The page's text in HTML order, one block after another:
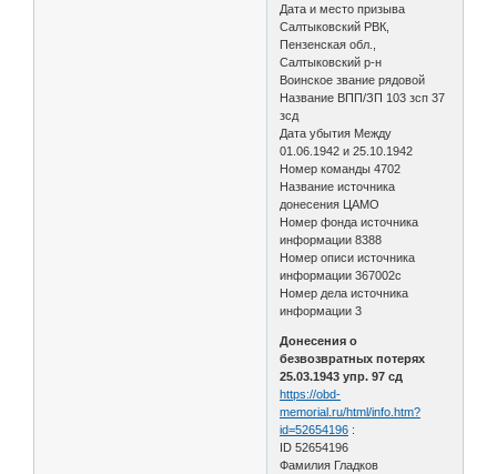
Дата и место призыва
Салтыковский РВК,
Пензенская обл.,
Салтыковский р-н
Воинское звание рядовой
Название ВПП/ЗП 103 зсп 37
зсд
Дата убытия Между
01.06.1942 и 25.10.1942
Номер команды 4702
Название источника
донесения ЦАМО
Номер фонда источника
информации 8388
Номер описи источника
информации 367002с
Номер дела источника
информации 3
Донесения о
безвозвратных потерях
25.03.1943 упр. 97 сд
https://obd-
memorial.ru/html/info.htm?
id=52654196 :
ID 52654196
Фамилия Гладков